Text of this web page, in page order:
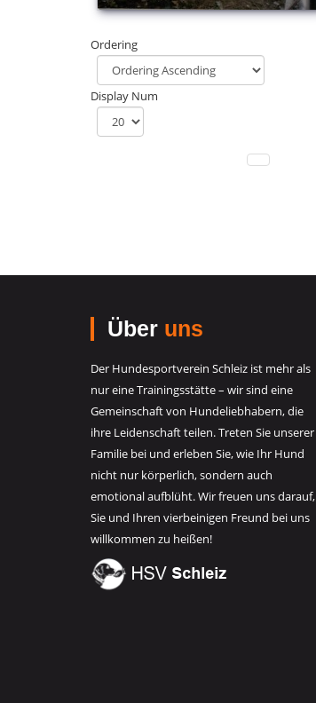
Ordering
Display Num
Über uns
Der Hundesportverein Schleiz ist mehr als
nur eine Trainingsstätte – wir sind eine
Gemeinschaft von Hundeliebhabern, die
ihre Leidenschaft teilen. Treten Sie unserer
Familie bei und erleben Sie, wie Ihr Hund
nicht nur körperlich, sondern auch
emotional aufblüht. Wir freuen uns darauf,
Sie und Ihren vierbeinigen Freund bei uns
willkommen zu heißen!